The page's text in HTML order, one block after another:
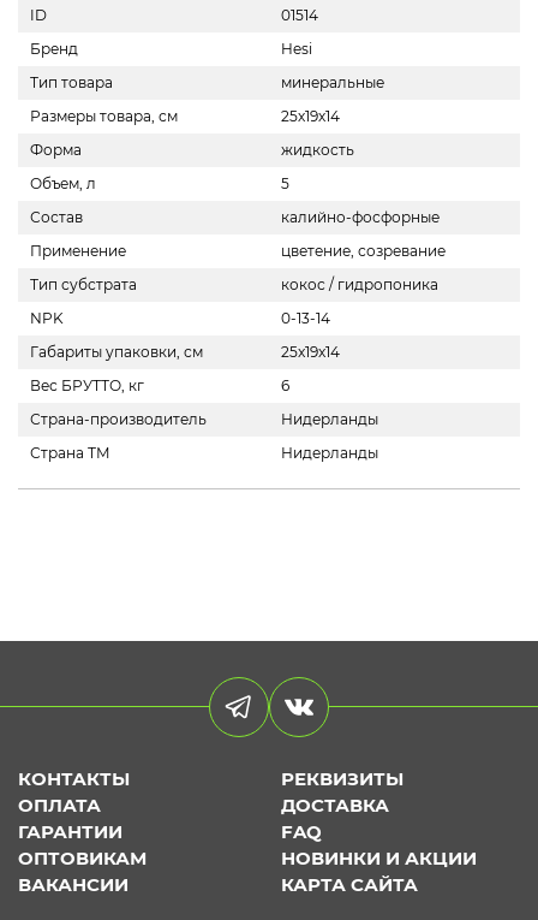
ID
01514
Бренд
Hesi
Тип товара
минеральные
Размеры товара, см
25х19х14
Форма
жидкость
Объем, л
5
Состав
калийно-фосфорные
Применение
цветение, созревание
Тип субстрата
кокос / гидропоника
NPK
0-13-14
Габариты упаковки, см
25x19x14
Вес БРУТТО, кг
6
Страна-производитель
Нидерланды
Страна ТМ
Нидерланды
КОНТАКТЫ
РЕКВИЗИТЫ
ОПЛАТА
ДОСТАВКА
ГАРАНТИИ
FAQ
ОПТОВИКАМ
НОВИНКИ И АКЦИИ
ВАКАНСИИ
КАРТА САЙТА